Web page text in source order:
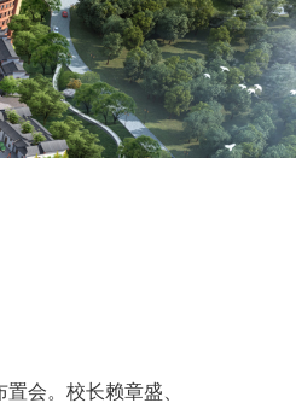
会。校长赖章盛、